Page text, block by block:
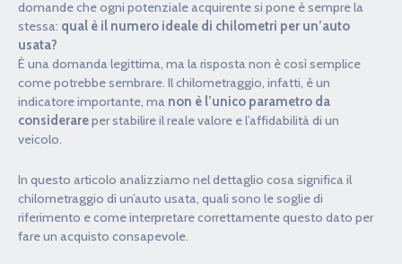
domande che ogni potenziale acquirente si pone è sempre la
stessa: qual è il numero ideale di chilometri per un’auto
usata?
È una domanda legittima, ma la risposta non è così semplice
come potrebbe sembrare. Il chilometraggio, infatti, è un
indicatore importante, ma non è l’unico parametro da
considerareper stabilire il reale valore e l’affidabilità di un
veicolo.
In questo articolo analizziamo nel dettaglio cosa significa il
chilometraggio di un’auto usata, quali sono le soglie di
riferimento e come interpretare correttamente questo dato per
fare un acquisto consapevole.